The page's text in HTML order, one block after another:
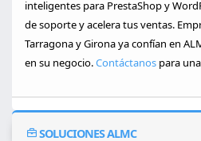
inteligentes para PrestaShop y
de soporte y acelera tus ventas.
Tarragona y Girona ya confían en
en su negocio.Contáctanos para
SOLUCIONES ALMC